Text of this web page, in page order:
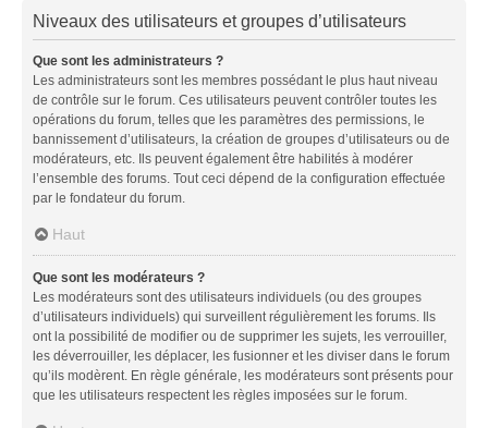
Niveaux des utilisateurs et groupes d’utilisateurs
Que sont les administrateurs ?
Les administrateurs sont les membres possédant le plus haut niveau
de contrôle sur le forum. Ces utilisateurs peuvent contrôler toutes les
opérations du forum, telles que les paramètres des permissions, le
bannissement d’utilisateurs, la création de groupes d’utilisateurs ou de
modérateurs, etc. Ils peuvent également être habilités à modérer
l’ensemble des forums. Tout ceci dépend de la configuration effectuée
par le fondateur du forum.
Haut
Que sont les modérateurs ?
Les modérateurs sont des utilisateurs individuels (ou des groupes
d’utilisateurs individuels) qui surveillent régulièrement les forums. Ils
ont la possibilité de modifier ou de supprimer les sujets, les verrouiller,
les déverrouiller, les déplacer, les fusionner et les diviser dans le forum
qu’ils modèrent. En règle générale, les modérateurs sont présents pour
que les utilisateurs respectent les règles imposées sur le forum.